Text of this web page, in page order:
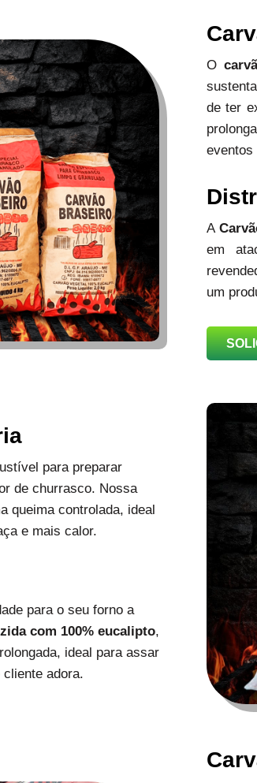
O
de ter
eventos
A
em
um
para preparar
de churrasco. Nossa
queima controlada, ideal
e mais calor.
para o seu forno a
com 100% eucalipto,
ideal para assar
adora.